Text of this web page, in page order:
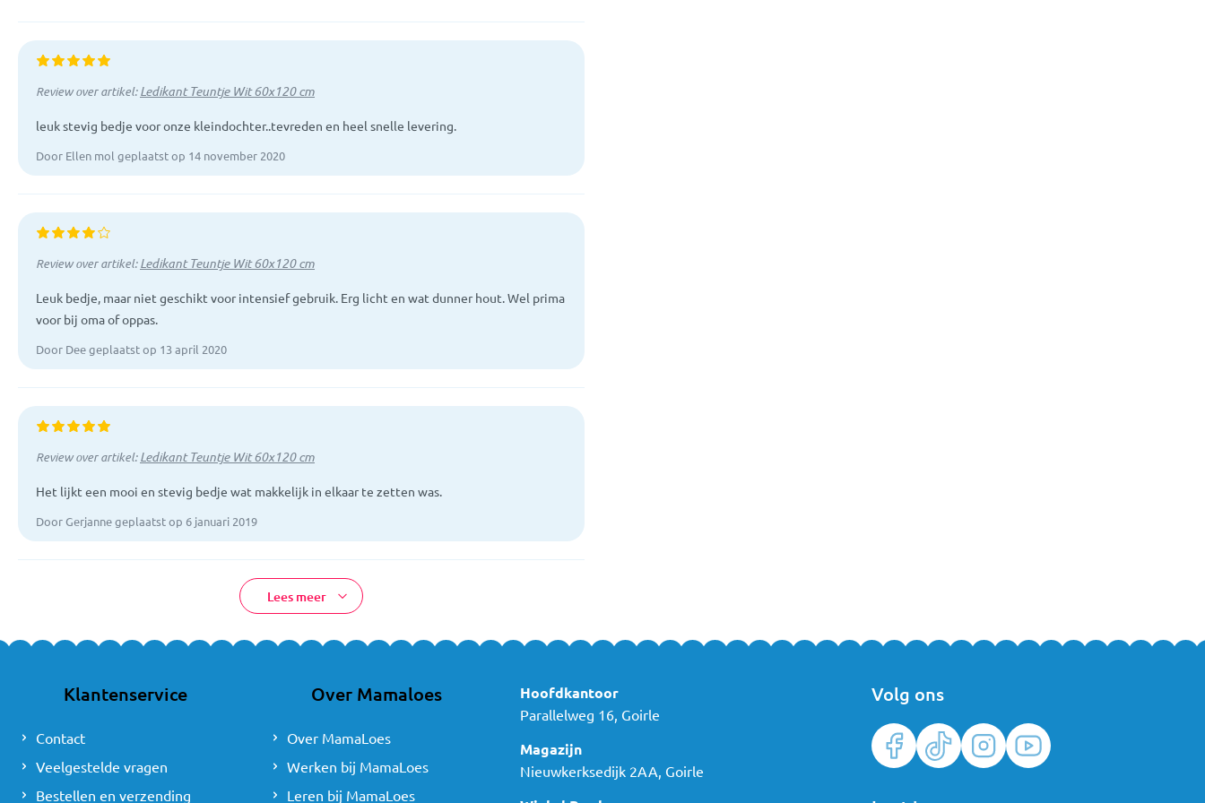
Review over artikel:Ledikant Teuntje Wit 60x120 cm
leuk stevig bedje voor onze kleindochter..tevreden en heel snelle levering.
Door Ellen mol geplaatst op 14 november 2020
Review over artikel:Ledikant Teuntje Wit 60x120 cm
Leuk bedje, maar niet geschikt voor intensief gebruik. Erg licht en wat dunner hout. Wel prima
voor bij oma of oppas.
Door Dee geplaatst op 13 april 2020
Review over artikel:Ledikant Teuntje Wit 60x120 cm
Het lijkt een mooi en stevig bedje wat makkelijk in elkaar te zetten was.
Door Gerjanne geplaatst op 6 januari 2019
Lees meer
Klantenservice
Contact
Veelgestelde vragen
Bestellen en verzending
Over Mamaloes
Over MamaLoes
Werken bij MamaLoes
Leren bij MamaLoes
Hoofdkantoor
Parallelweg 16, Goirle
Magazijn
Nieuwkerksedijk 2AA, Goirle
Volg ons